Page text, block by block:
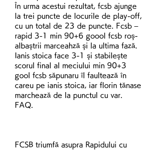
În urma acestui rezultat, fcsb ajunge
la trei puncte de locurile de play-off,
cu un total de 23 de puncte. Fcsb –
rapid 3-1 min 90+6 goool fcsb roş-
albaştrii marceahză şi la ultima fază.
Ianis stoica face 3-1 şi stabileşte
scorul final al meciului min 90+3
gool fcsb săpunaru îl faultează în
careu pe ianis stoica, iar florin tănase
marchează de la punctul cu var.
FAQ.
FCSB triumfă asupra Rapidului cu